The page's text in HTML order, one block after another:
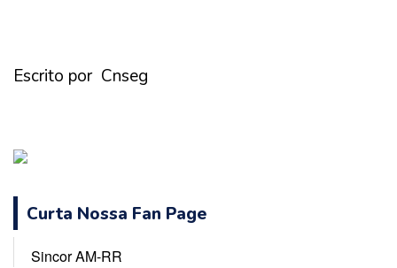
Escrito por Cnseg
Curta Nossa Fan Page
Sincor AM-RR